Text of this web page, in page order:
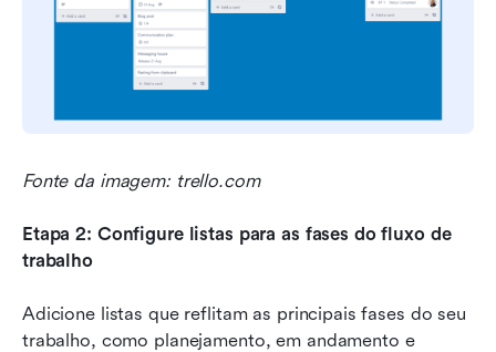
Fonte da imagem: trello.com
Etapa 2: Configure listas para as fases do fluxo de
trabalho
Adicione listas que reflitam as principais fases do seu
trabalho, como planejamento, em andamento e